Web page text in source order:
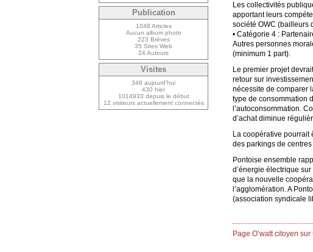
Les collectivités
apportant leurs
société OWC (bailleurs
• Catégorie 4 :
Autres personnes
(minimum 1 part).
Le premier projet
retour sur
nécessite de comparer
type de consommation
l’autoconsommation.
d’achat diminue
La coopérative pourrait
des parkings de
Pontoise ensemble
d’énergie électrique
que la nouvelle
l’agglomération. A
(association syndicale
Page O’watt citoyen
Publication
1048 Articles
Aucun album photo
223 Brèves
35 Sites Web
24 Auteurs
Visites
346 aujourd’hui
430 hier
1014933 depuis le début
12 visiteurs actuellement connectés